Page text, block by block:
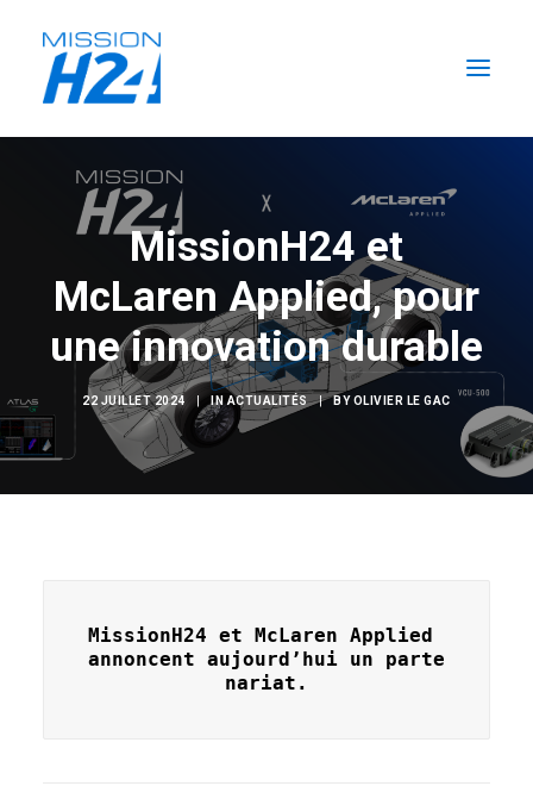
ACCUEIL
LES ACTUALITÉS
L’ÉCURIE
FORMATIONS H2
RECHERCHER
MissionH24 et
McLaren Applied, pour
une innovation durable
22 JUILLET 2024 | IN ACTUALITÉS | BYOLIVIER LE GAC
MissionH24 et McLaren Applied
annoncent aujourd’hui un parte
nariat.